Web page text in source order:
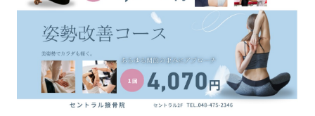
Central
Sports
official
website